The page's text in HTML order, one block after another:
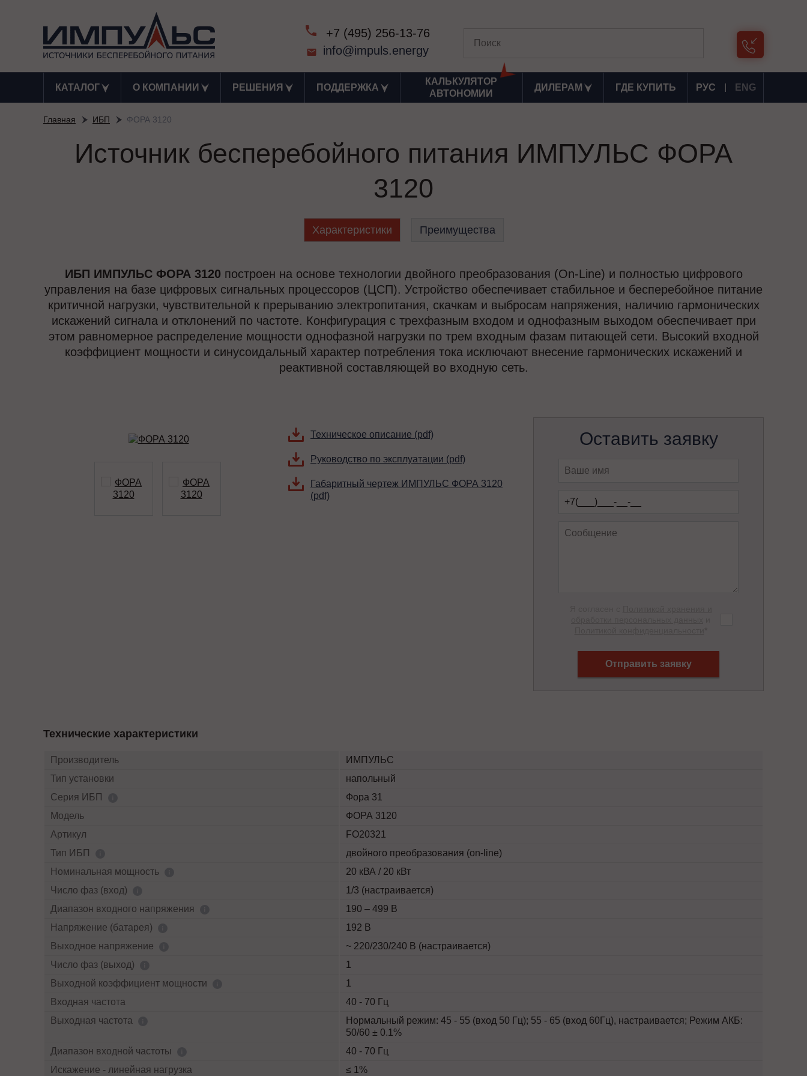
+7 (495) 256-13-76
info@impuls.energy
КАТАЛОГ О КОМПАНИИ РЕШЕНИЯ ПОДДЕРЖКА
КАЛЬКУЛЯТОР
АВТОНОМИИ
ДИЛЕРАМ ГДЕ КУПИТЬ РУС ENG
Главная ИБП ФОРА 3120
Источник бесперебойного питания ИМПУЛЬС ФОРА
3120
Характеристики Преимущества
ИБП ИМПУЛЬС ФОРА 3120 построен на основе технологии двойного преобразования (On-Line) и полностью цифрового
управления на базе цифровых сигнальных процессоров (ЦСП). Устройство обеспечивает стабильное и бесперебойное питание
критичной нагрузки, чувствительной к прерыванию электропитания, скачкам и выбросам напряжения, наличию гармонических
искажений сигнала и отклонений по частоте. Конфигурация с трехфазным входом и однофазным выходом обеспечивает при
этом равномерное распределение мощности однофазной нагрузки по трем входным фазам питающей сети. Высокий входной
коэффициент мощности и синусоидальный характер потребления тока исключают внесение гармонических искажений и
реактивной составляющей во входную сеть.
Техническое описание (pdf)
Руководство по эксплуатации (pdf)
Габаритный чертеж ИМПУЛЬС ФОРА 3120
(pdf)
Оставить заявку
Отправить заявку
Технические характеристики
Производитель
ИМПУЛЬС
Тип установки
напольный
Серия ИБП
Фора 31
Модель
ФОРА 3120
Артикул
FO20321
Тип ИБП
двойного преобразования (on-line)
Номинальная мощность
20 кВА / 20 кВт
Число фаз (вход)
1/3 (настраивается)
Диапазон входного напряжения
190 – 499 В
Напряжение (батарея)
192 В
Выходное напряжение
~ 220/230/240 В (настраивается)
Число фаз (выход)
1
Выходной коэффициент мощности
1
Входная частота
40 - 70 Гц
Выходная частота
Нормальный режим: 45 - 55 (вход 50 Гц); 55 - 65 (вход 60Гц), настраивается; Режим АКБ:
50/60 ± 0.1%
Диапазон входной частоты
40 - 70 Гц
Искажение - линейная нагрузка
≤ 1%